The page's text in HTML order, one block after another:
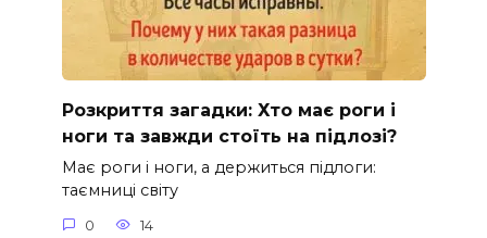
Розкриття загадки: Хто має роги і
ноги та завжди стоїть на підлозі?
Має роги і ноги, а держиться підлоги:
таємниці світу
0 14